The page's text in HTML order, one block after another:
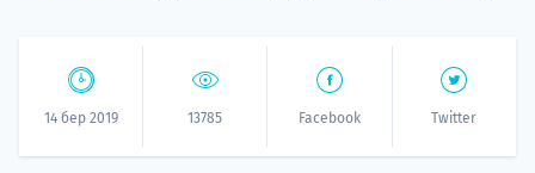
14 бер 2019 13785 Facebook Twitter